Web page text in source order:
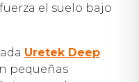
el suelo bajo
Uretek Deep
pequeñas